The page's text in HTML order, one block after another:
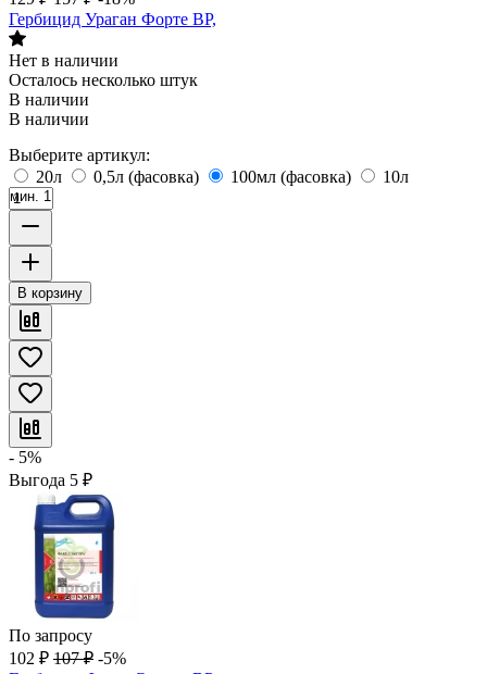
Гербицид Ураган Форте ВР,
Нет в наличии
Осталось несколько штук
В наличии
В наличии
Выберите артикул:
20л
0,5л (фасовка) 100мл (фасовка) 10л
мин. 1
В корзину
- 5%
Выгода 5 ₽
По запросу
102 ₽ 107 ₽ -5%